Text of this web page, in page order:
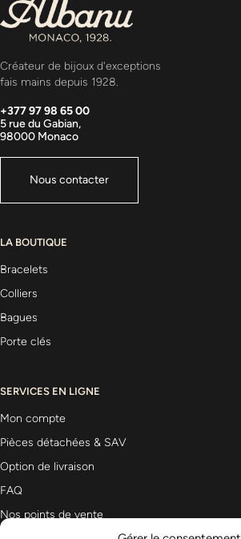
Créateur de bijoux d'exceptions
fais mains depuis 1928.
+377 97 98 65 00
5 rue du Gabian,
98000 Monaco
Nous contacter
LA BOUTIQUE
Bracelets
Colliers
Bagues
Porte clés
SERVICES EN LIGNE
Mon compte
Pièces détachées & SAV
Option de livraison
FAQ
Nos points de vente